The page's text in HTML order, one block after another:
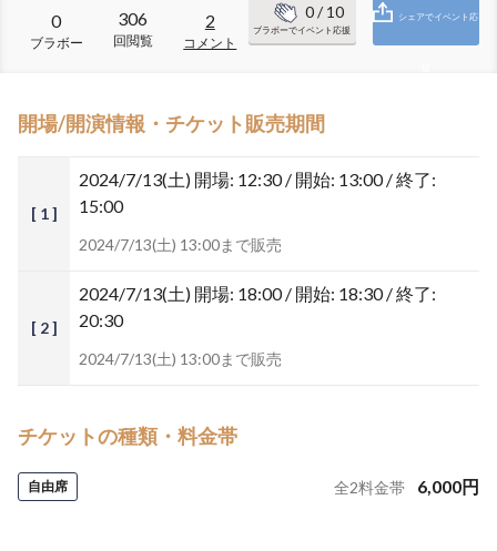
0
ブラボー
306
回閲覧
2
コメント
0/ 10
ブラボーでイベント応援
シェアでイベント応
開場/開演情報・チケット販売期間
[ 1 ]
2024/7/13(土) 開場: 12:30 / 開始: 13:00 / 終了:
15:00
2024/7/13(土) 13:00まで販売
[ 2 ]
2024/7/13(土) 開場: 18:00 / 開始: 18:30 / 終了:
20:30
2024/7/13(土) 13:00まで販売
チケットの種類・料金帯
自由席 全2料金帯 6,000円